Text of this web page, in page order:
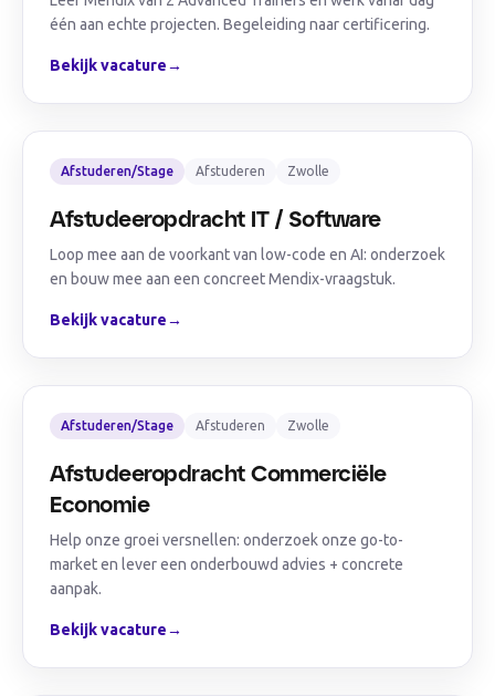
één aan echte projecten. Begeleiding naar certificering.
Bekijk vacature→
Afstuderen/Stage Afstuderen Zwolle
Afstudeeropdracht IT / Software
Loop mee aan de voorkant van low-code en AI: onderzoek
en bouw mee aan een concreet Mendix-vraagstuk.
Bekijk vacature→
Afstuderen/Stage Afstuderen Zwolle
Afstudeeropdracht Commerciële
Economie
Help onze groei versnellen: onderzoek onze go-to-
market en lever een onderbouwd advies + concrete
aanpak.
Bekijk vacature→